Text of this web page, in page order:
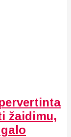
žaidimu,